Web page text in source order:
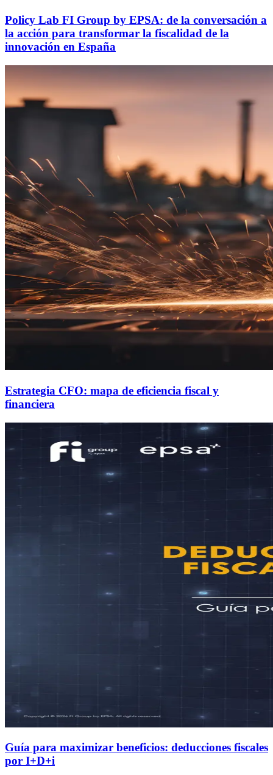
Policy Lab FI Group by EPSA: de la conversación a
la acción para transformar la fiscalidad de la
innovación en España
Estrategia CFO: mapa de eficiencia fiscal y
financiera
Guía para maximizar beneficios: deducciones fiscales
por I+D+i